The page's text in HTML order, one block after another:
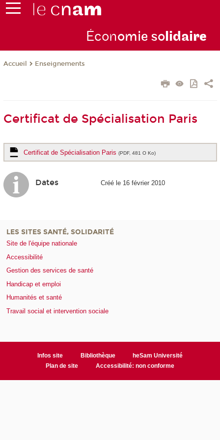
Économie solidaire
Accueil Enseignements
Certificat de Spécialisation Paris
Certificat de Spécialisation Paris (PDF, 481 O Ko)
Dates Créé le 16 février 2010
LES SITES SANTÉ, SOLIDARITÉ
Site de l'équipe nationale
Accessibilité
Gestion des services de santé
Handicap et emploi
Humanités et santé
Travail social et intervention sociale
Infos site Bibliothèque
heSam Université
Plan de site
Accessibilité: non conforme